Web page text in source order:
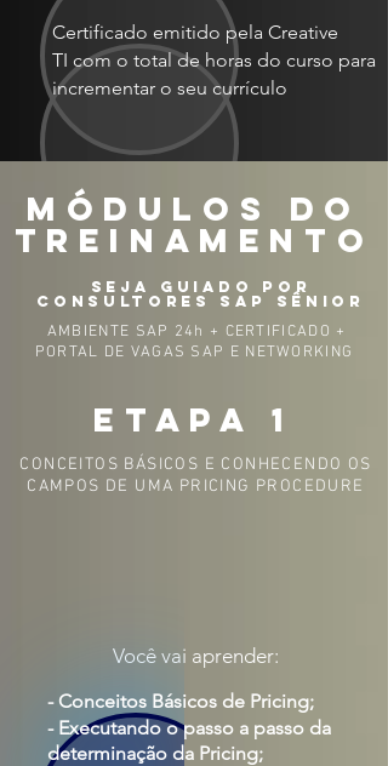
Certificado emitido pela Creative
TI com o total de horas do curso para
incrementar o seu currículo
MÓDULOS DO
TREINAMENTO
SEJA GUIADO POR
CONSULTORES SAP SÊNIOR
AMBIENTE SAP 24h + CERTIFICADO +
PORTAL DE VAGAS SAP E NETWORKING
ETAPA 1
CONCEITOS BÁSICOS E CONHECENDO OS
CAMPOS DE UMA PRICING PROCEDURE
Você vai aprender:
- Conceitos Básicos de Pricing;
- Executando o passo a passo da
determinação da Pricing;